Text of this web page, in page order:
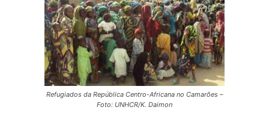
Refugiados da República Centro-Africana no Camarões –
Foto: UNHCR/K. Daimon